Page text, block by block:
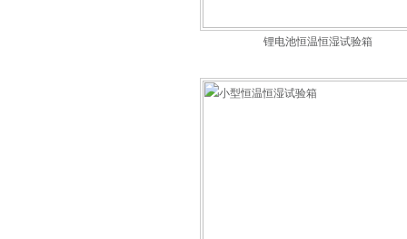
锂电池恒温恒湿试验箱